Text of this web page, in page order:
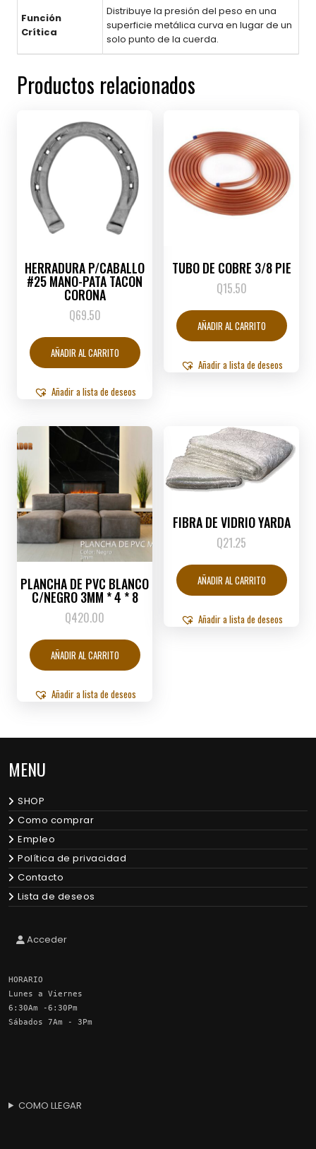
Función
Crítica
Distribuye la presión del peso en una
superficie metálica curva en lugar de un
solo punto de la cuerda.
Productos relacionados
HERRADURA P/CABALLO
#25 MANO-PATA TACON
CORONA
Q69.50
AÑADIR AL CARRITO
Añadir a lista de deseos
TUBO DE COBRE 3/8 PIE
Q15.50
AÑADIR AL CARRITO
Añadir a lista de deseos
PLANCHA DE PVC BLANCO
C/NEGRO 3MM * 4 * 8
Q420.00
AÑADIR AL CARRITO
Añadir a lista de deseos
FIBRA DE VIDRIO YARDA
Q21.25
AÑADIR AL CARRITO
Añadir a lista de deseos
MENU
SHOP
Como comprar
Empleo
Política de privacidad
Contacto
Lista de deseos
Acceder
HORARIO
Lunes a Viernes
6:30Am -6:30Pm
Sábados 7Am - 3Pm
COMO LLEGAR